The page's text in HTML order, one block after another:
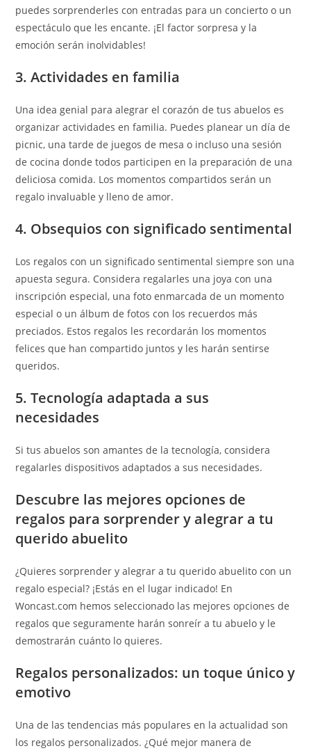
puedes sorprenderles con entradas para un concierto o un
espectáculo que les encante. ¡El factor sorpresa y la
emoción serán inolvidables!
3. Actividades en familia
Una idea genial para alegrar el corazón de tus abuelos es
organizar actividades en familia. Puedes planear un día de
picnic, una tarde de juegos de mesa o incluso una sesión
de cocina donde todos participen en la preparación de una
deliciosa comida. Los momentos compartidos serán un
regalo invaluable y lleno de amor.
4. Obsequios con significado sentimental
Los regalos con un significado sentimental siempre son una
apuesta segura. Considera regalarles una joya con una
inscripción especial, una foto enmarcada de un momento
especial o un álbum de fotos con los recuerdos más
preciados. Estos regalos les recordarán los momentos
felices que han compartido juntos y les harán sentirse
queridos.
5. Tecnología adaptada a sus
necesidades
Si tus abuelos son amantes de la tecnología, considera
regalarles dispositivos adaptados a sus necesidades.
Descubre las mejores opciones de
regalos para sorprender y alegrar a tu
querido abuelito
¿Quieres sorprender y alegrar a tu querido abuelito con un
regalo especial? ¡Estás en el lugar indicado! En
Woncast.com hemos seleccionado las mejores opciones de
regalos que seguramente harán sonreír a tu abuelo y le
demostrarán cuánto lo quieres.
Regalos personalizados: un toque único y
emotivo
Una de las tendencias más populares en la actualidad son
los regalos personalizados. ¿Qué mejor manera de